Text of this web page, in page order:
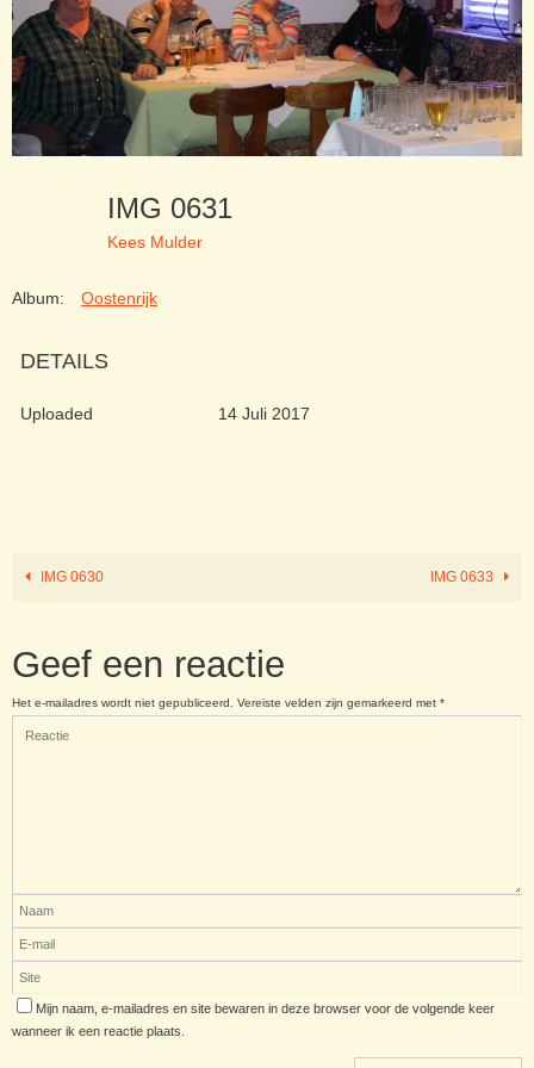
IMG 0631
Kees Mulder
Album: Oostenrijk
DETAILS
Uploaded 14 Juli 2017
IMG 0630 IMG 0633
Geef een reactie
Het e-mailadres wordt niet gepubliceerd. Vereiste velden zijn gemarkeerd met *
Mijn naam, e-mailadres en site bewaren in deze browser voor de volgende keer
wanneer ik een reactie plaats.